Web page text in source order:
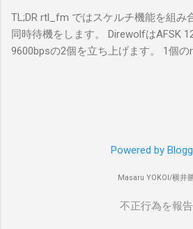
を使った交信を行うな
ど。 そして、リモート
アであるRS-BA1。
イアント側の両方にイ
理解した無線機から
コンとつながり、CI-V
変調音を送受信できる
Utilityの制御用コマンド
PowerShellが起動しました。 適当な
トールされているドライバを書き出す
drivers > inf.txt # 上記のファイルから
開名が oem131.inf であるとわかりま
ョン: 10/08/2015 10.2.0.5002 署名者名
Hardware Compatibility Publisher 今回
/delete-driver oem131.inf 以上でアン
TL;DR rtl_fm ではスケルチ機能を組み
同時待機をします。 DirewolfはAFSK
9600bpsの2個を立ち上げます。 1個
す。 コマンドはこのようになりまし
B 1200 - | logger -t direwolf1)| \
トリにおいてある direwolf.conf の中
います。 ADEVICE null null CHANNEL
Powered by
Masaru YOKOI/横井
不正行為を報告